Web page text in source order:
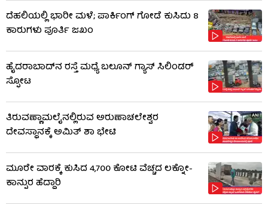
ದೆಹಲಿಯಲ್ಲಿ ಭಾರೀ ಮಳೆ; ಪಾರ್ಕಿಂಗ್ ಗೋಡೆ ಕುಸಿದು 8
ಕಾರುಗಳು ಪೂರ್ತಿ ಜಖಂ
ಹೈದರಾಬಾದ್​ನ ರಸ್ತೆ ಮಧ್ಯೆ ಬಲೂನ್ ಗ್ಯಾಸ್ ಸಿಲಿಂಡರ್
ಸ್ಫೋಟ
ತಿರುವಣ್ಣಾಮಲೈನಲ್ಲಿರುವ ಅರುಣಾಚಲೇಶ್ವರ
ದೇವಸ್ಥಾನಕ್ಕೆ ಅಮಿತ್ ಶಾ ಭೇಟಿ
ಮೂರೇ ವಾರಕ್ಕೆ ಕುಸಿದ 4,700 ಕೋಟಿ ವೆಚ್ಚದ ಲಕ್ನೋ-
ಕಾನ್ಪುರ ಹೆದ್ದಾರಿ